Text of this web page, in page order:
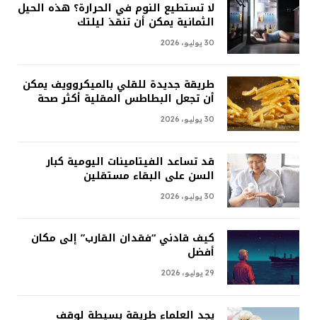
لا تستطيع النوم في الحرارة؟ هذه الحيل
الثمانية يمكن أن تنقذ ليلتك
30 يوليو، 2026
طريقة جديدة للقلي بالميكروويف يمكن
أن تجعل البطاطس المقلية أكثر صحة
30 يوليو، 2026
قد تساعد الفيتامينات اليومية كبار
السن على البقاء مستقلين
30 يوليو، 2026
كيف قادني “فقدان القارب” إلى مكان
أفضل
29 يوليو، 2026
يجد العلماء طريقة بسيطة لوقف